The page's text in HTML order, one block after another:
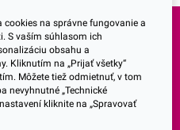
je Popoluška, ktrorá je
postavou jednej z
Disney
ich na
pečenie, ale aj pri
cookies na správne fungovanie a
S vaším súhlasom ich
obsahu a
Kliknutím na „Prijať všetky“
Môžete tiež odmietnuť, v tom
nevyhnutné „Technické
kliknite na „Spravovať